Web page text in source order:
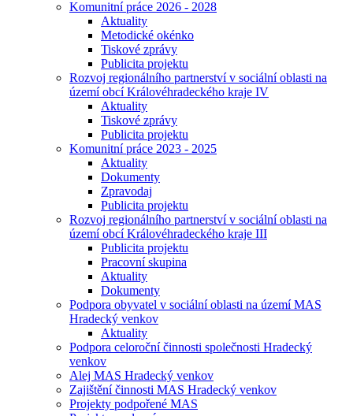
Komunitní práce 2026 - 2028
Aktuality
Metodické okénko
Tiskové zprávy
Publicita projektu
Rozvoj regionálního partnerství v sociální oblasti na
území obcí Královéhradeckého kraje IV
Aktuality
Tiskové zprávy
Publicita projektu
Komunitní práce 2023 - 2025
Aktuality
Dokumenty
Zpravodaj
Publicita projektu
Rozvoj regionálního partnerství v sociální oblasti na
území obcí Královéhradeckého kraje III
Publicita projektu
Pracovní skupina
Aktuality
Dokumenty
Podpora obyvatel v sociální oblasti na území MAS
Hradecký venkov
Aktuality
Podpora celoroční činnosti společnosti Hradecký
venkov
Alej MAS Hradecký venkov
Zajištění činnosti MAS Hradecký venkov
Projekty podpořené MAS